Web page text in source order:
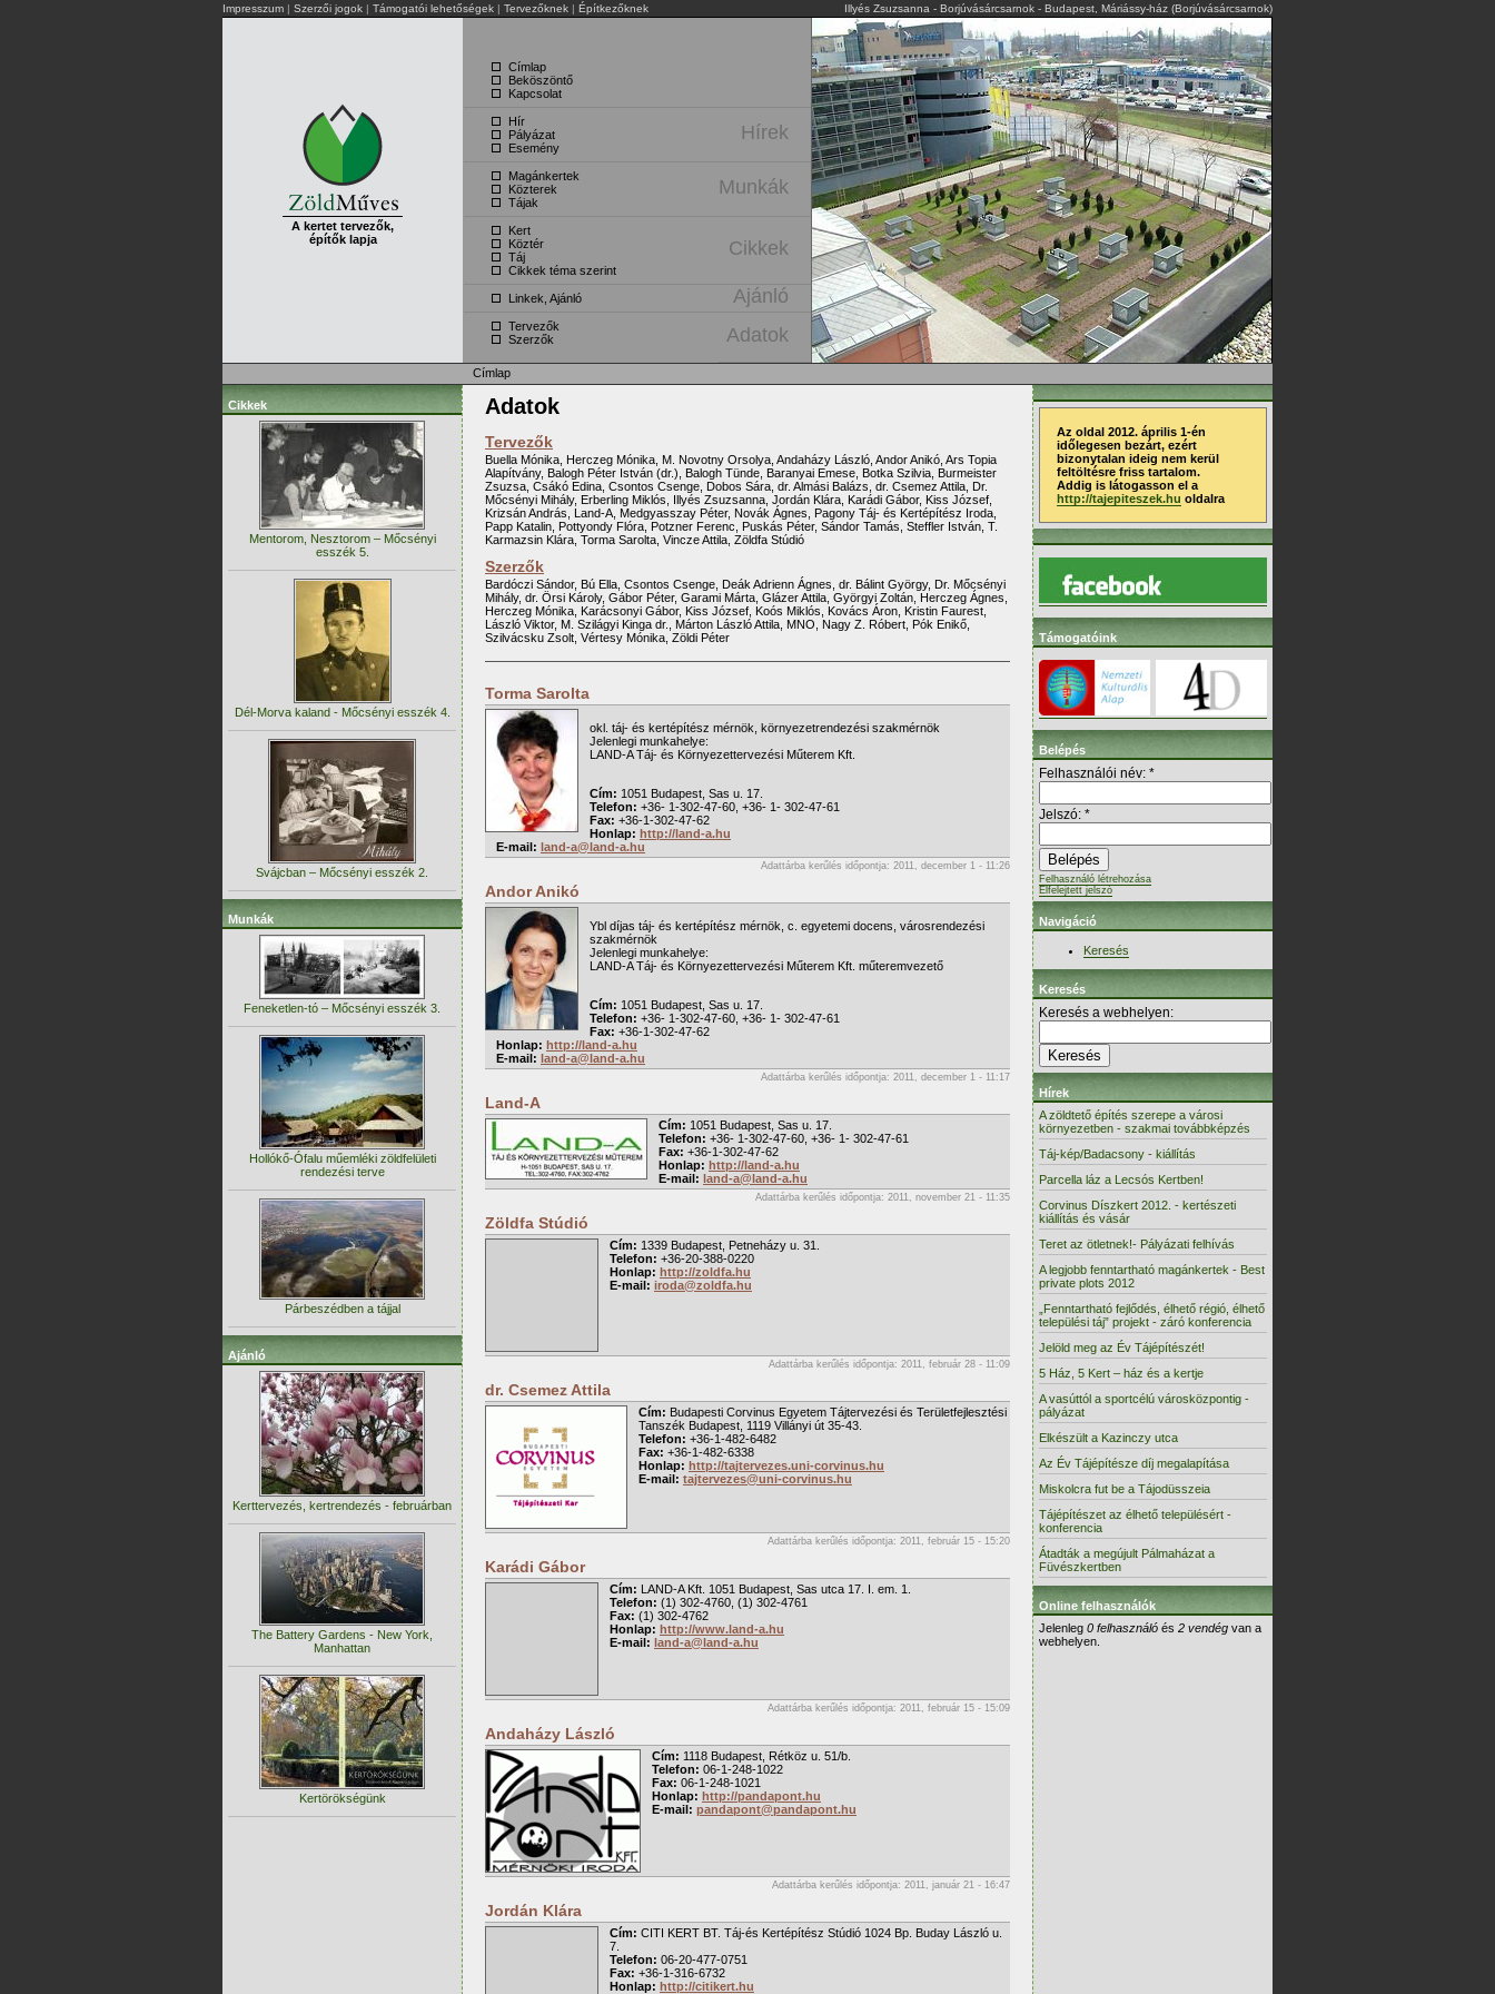
Impresszum | Szerzői jogok | Támogatói lehetőségek | Tervezőknek | Építkezőknek Illyés Zsuzsanna - Borjúvásárcsarnok - Budapest, Máriássy-ház (Borjúvásárcsarnok)
A kertet tervezők,
építők lapja
Címlap
Beköszöntő
Kapcsolat
Hír
Pályázat
Esemény
Hírek
Magánkertek
Közterek
Tájak
Munkák
Kert
Köztér
Táj
Cikkek téma szerint
Cikkek
Linkek, Ajánló Ajánló
Tervezők
Szerzők
Adatok
Címlap
Cikkek
Mentorom, Nesztorom – Mőcsényi
esszék 5.
Dél-Morva kaland - Mőcsényi esszék 4.
Svájcban – Mőcsényi esszék 2.
Munkák
Feneketlen-tó – Mőcsényi esszék 3.
Hollókő-Ófalu műemléki zöldfelületi
rendezési terve
Párbeszédben a tájjal
Ajánló
Kerttervezés, kertrendezés - februárban
The Battery Gardens - New York,
Manhattan
Kertörökségünk
Adatok
Tervezők
Buella Mónika, Herczeg Mónika, M. Novotny Orsolya, Andaházy László, Andor Anikó, Ars Topia
Alapítvány, Balogh Péter István (dr.), Balogh Tünde, Baranyai Emese, Botka Szilvia, Burmeister
Zsuzsa, Csákó Edina, Csontos Csenge, Dobos Sára, dr. Almási Balázs, dr. Csemez Attila, Dr.
Mőcsényi Mihály, Erberling Miklós, Illyés Zsuzsanna, Jordán Klára, Karádi Gábor, Kiss József,
Krizsán András, Land-A, Medgyasszay Péter, Novák Ágnes, Pagony Táj- és Kertépítész Iroda,
Papp Katalin, Pottyondy Flóra, Potzner Ferenc, Puskás Péter, Sándor Tamás, Steffler István, T.
Karmazsin Klára, Torma Sarolta, Vincze Attila, Zöldfa Stúdió
Szerzők
Bardóczi Sándor, Bú Ella, Csontos Csenge, Deák Adrienn Ágnes, dr. Bálint György, Dr. Mőcsényi
Mihály, dr. Örsi Károly, Gábor Péter, Garami Márta, Glázer Attila, Györgyi Zoltán, Herczeg Ágnes,
Herczeg Mónika, Karácsonyi Gábor, Kiss József, Koós Miklós, Kovács Áron, Kristin Faurest,
László Viktor, M. Szilágyi Kinga dr., Márton László Attila, MNO, Nagy Z. Róbert, Pók Enikő,
Szilvácsku Zsolt, Vértesy Mónika, Zöldi Péter
Torma Sarolta
okl. táj- és kertépítész mérnök, környezetrendezési szakmérnök
Jelenlegi munkahelye:
LAND-A Táj- és Környezettervezési Műterem Kft.
Cím: 1051 Budapest, Sas u. 17.
Telefon: +36- 1-302-47-60, +36- 1- 302-47-61
Fax: +36-1-302-47-62
Honlap: http://land-a.hu
E-mail: land-a@land-a.hu
Adattárba kerűlés időpontja: 2011, december 1 - 11:26
Andor Anikó
Ybl díjas táj- és kertépítész mérnök, c. egyetemi docens, városrendezési
szakmérnök
Jelenlegi munkahelye:
LAND-A Táj- és Környezettervezési Műterem Kft. műteremvezető
Cím: 1051 Budapest, Sas u. 17.
Telefon: +36- 1-302-47-60, +36- 1- 302-47-61
Fax: +36-1-302-47-62
Honlap: http://land-a.hu
E-mail: land-a@land-a.hu
Adattárba kerűlés időpontja: 2011, december 1 - 11:17
Land-A
Cím: 1051 Budapest, Sas u. 17.
Telefon: +36- 1-302-47-60, +36- 1- 302-47-61
Fax: +36-1-302-47-62
Honlap: http://land-a.hu
E-mail: land-a@land-a.hu
Adattárba kerűlés időpontja: 2011, november 21 - 11:35
Zöldfa Stúdió
Cím: 1339 Budapest, Petneházy u. 31.
Telefon: +36-20-388-0220
Honlap: http://zoldfa.hu
E-mail: iroda@zoldfa.hu
Adattárba kerűlés időpontja: 2011, február 28 - 11:09
dr. Csemez Attila
Cím: Budapesti Corvinus Egyetem Tájtervezési és Területfejlesztési
Tanszék Budapest, 1119 Villányi út 35-43.
Telefon: +36-1-482-6482
Fax: +36-1-482-6338
Honlap: http://tajtervezes.uni-corvinus.hu
E-mail: tajtervezes@uni-corvinus.hu
Adattárba kerűlés időpontja: 2011, február 15 - 15:20
Karádi Gábor
Cím: LAND-A Kft. 1051 Budapest, Sas utca 17. I. em. 1.
Telefon: (1) 302-4760, (1) 302-4761
Fax: (1) 302-4762
Honlap: http://www.land-a.hu
E-mail: land-a@land-a.hu
Adattárba kerűlés időpontja: 2011, február 15 - 15:09
Andaházy László
Cím: 1118 Budapest, Rétköz u. 51/b.
Telefon: 06-1-248-1022
Fax: 06-1-248-1021
Honlap: http://pandapont.hu
E-mail: pandapont@pandapont.hu
Adattárba kerűlés időpontja: 2011, január 21 - 16:47
Jordán Klára
Cím: CITI KERT BT. Táj-és Kertépítész Stúdió 1024 Bp. Buday László u.
7.
Telefon: 06-20-477-0751
Fax: +36-1-316-6732
Honlap: http://citikert.hu
Az oldal 2012. április 1-én
időlegesen bezárt, ezért
bizonytalan ideig nem kerül
feltöltésre friss tartalom.
Addig is látogasson el a
http://tajepiteszek.hu oldalra
Támogatóink
Belépés
Felhasználói név: *
Jelszó: *
Felhasználó létrehozása
Elfelejtett jelszó
Navigáció
Keresés
Keresés
Keresés a webhelyen:
Hírek
A zöldtető építés szerepe a városi
környezetben - szakmai továbbképzés
Táj-kép/Badacsony - kiállítás
Parcella láz a Lecsós Kertben!
Corvinus Díszkert 2012. - kertészeti
kiállítás és vásár
Teret az ötletnek!- Pályázati felhívás
A legjobb fenntartható magánkertek - Best
private plots 2012
„Fenntartható fejlődés, élhető régió, élhető
települési táj” projekt - záró konferencia
Jelöld meg az Év Tájépítészét!
5 Ház, 5 Kert – ház és a kertje
A vasúttól a sportcélú városközpontig -
pályázat
Elkészült a Kazinczy utca
Az Év Tájépítésze díj megalapítása
Miskolcra fut be a Tájodüsszeia
Tájépítészet az élhető településért -
konferencia
Átadták a megújult Pálmaházat a
Füvészkertben
Online felhasználók
Jelenleg 0 felhasználó és 2 vendég van a
webhelyen.